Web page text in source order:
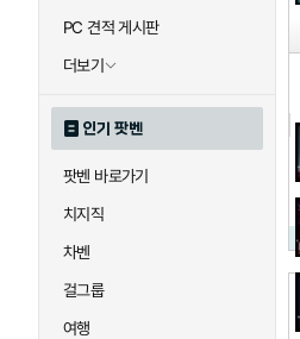
PC 견적 게시판
더보기
인기 팟벤
팟벤 바로가기
치지직
차벤
걸그룹
여행